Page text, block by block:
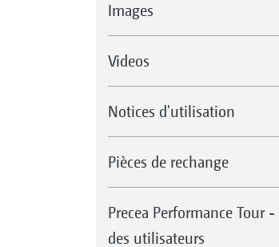
Images
Videos
Notices d'utilisation
Pièces de rechange
Precea Performance Tour -
des utilisateurs